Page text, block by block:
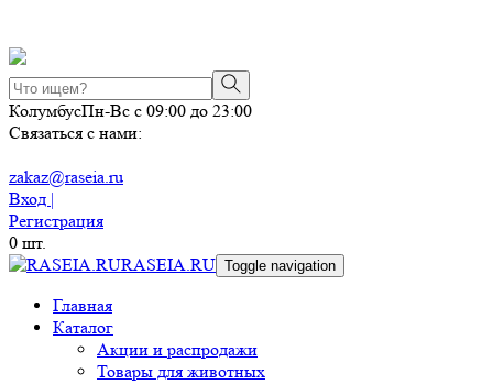
КолумбусПн-Вс с 09:00 до 23:00
Связаться с нами:
zakaz@raseia.ru
Вход |
Регистрация
0 шт.
RASEIA.RU Toggle navigation
Главная
Каталог
Акции и распродажи
Товары для животных